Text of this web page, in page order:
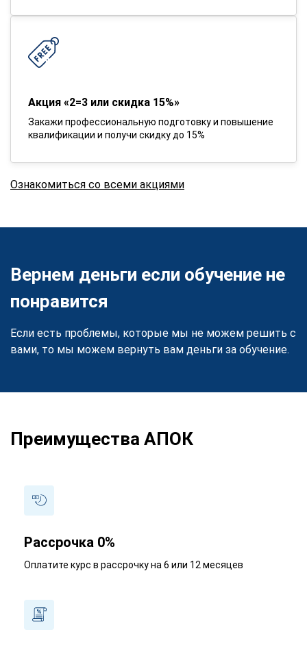
Акция «2=3 или скидка 15%»
Закажи профессиональную подготовку и повышение
квалификации и получи скидку до 15%
Ознакомиться со всеми акциями
Вернем деньги если обучение не
понравится
Если есть проблемы, которые мы не можем решить с
вами, то мы можем вернуть вам деньги за обучение.
Преимущества АПОК
Рассрочка 0%
Оплатите курс в рассрочку на 6 или 12 месяцев